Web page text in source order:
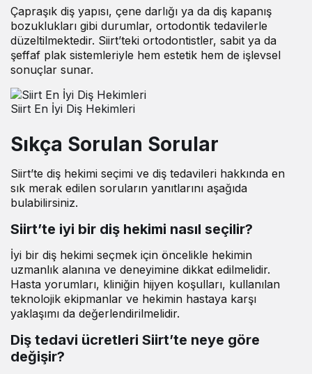
Çapraşık diş yapısı, çene darlığı ya da diş kapanış
bozuklukları gibi durumlar, ortodontik tedavilerle
düzeltilmektedir. Siirt’teki ortodontistler, sabit ya da
şeffaf plak sistemleriyle hem estetik hem de işlevsel
sonuçlar sunar.
Siirt En İyi Diş Hekimleri
Sıkça Sorulan Sorular
Siirt’te diş hekimi seçimi ve diş tedavileri hakkında en
sık merak edilen soruların yanıtlarını aşağıda
bulabilirsiniz.
Siirt’te iyi bir diş hekimi nasıl seçilir?
İyi bir diş hekimi seçmek için öncelikle hekimin
uzmanlık alanına ve deneyimine dikkat edilmelidir.
Hasta yorumları, kliniğin hijyen koşulları, kullanılan
teknolojik ekipmanlar ve hekimin hastaya karşı
yaklaşımı da değerlendirilmelidir.
Diş tedavi ücretleri Siirt’te neye göre
değişir?